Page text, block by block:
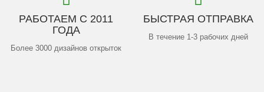
РАБОТАЕМ С 2011
ГОДА
Более 3000 дизайнов открыток
БЫСТРАЯ ОТПРАВКА
В течение 1-3 рабочих дней